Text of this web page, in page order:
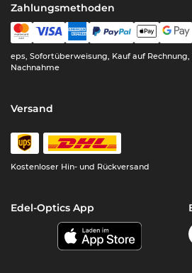
Zahlungsmethoden
eps, Sofortüberweisung, Kauf auf
Nachnahme
Versand
Kostenloser Hin- und Rückversand
Edel-Optics App